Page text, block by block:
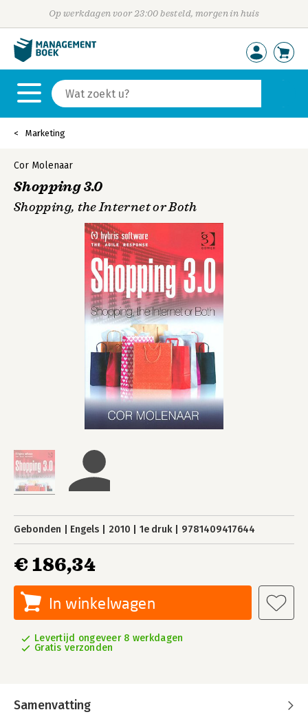
Op werkdagen voor 23:00 besteld, morgen in huis
Marketing
Cor Molenaar
Shopping 3.0
Shopping, the Internet or Both
Gebonden Engels 2010 1e druk 9781409417644
€ 186,34
In winkelwagen
Levertijd ongeveer 8 werkdagen
Gratis verzonden
Samenvatting